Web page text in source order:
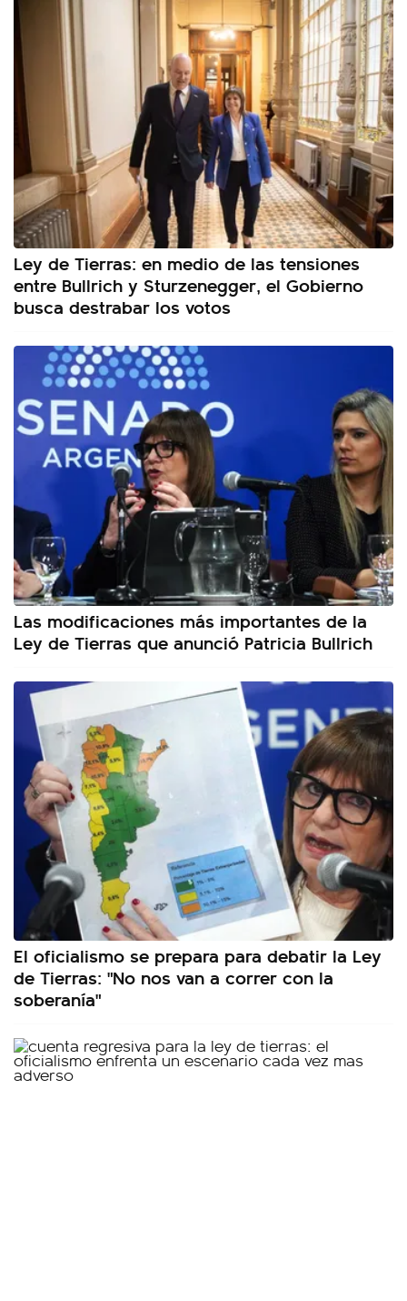
Ley de Tierras: en medio de las tensiones
entre Bullrich y Sturzenegger, el Gobierno
busca destrabar los votos
Las modificaciones más importantes de la
Ley de Tierras que anunció Patricia Bullrich
El oficialismo se prepara para debatir la Ley
de Tierras: "No nos van a correr con la
soberanía"